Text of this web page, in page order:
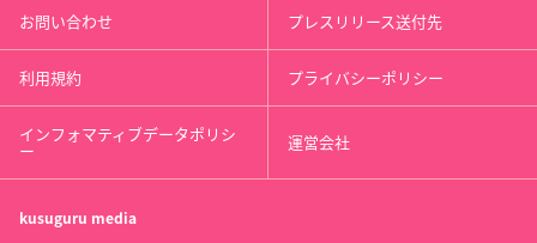
お問い合わせ プレスリリース送付先
利用規約 プライバシーポリシー
インフォマティブデータポリシ
ー 運営会社
kusuguru media